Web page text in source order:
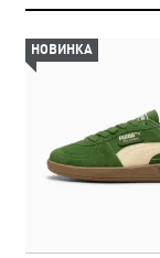
НОВИНКА